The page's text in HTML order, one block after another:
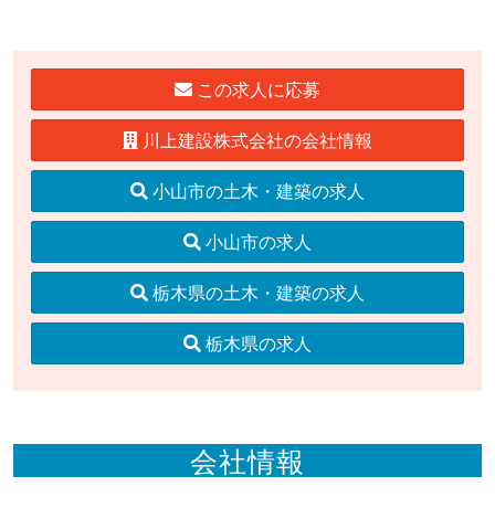
この求人に応募
川上建設株式会社の会社情報
小山市の土木・建築の求人
小山市の求人
栃木県の土木・建築の求人
栃木県の求人
会社情報